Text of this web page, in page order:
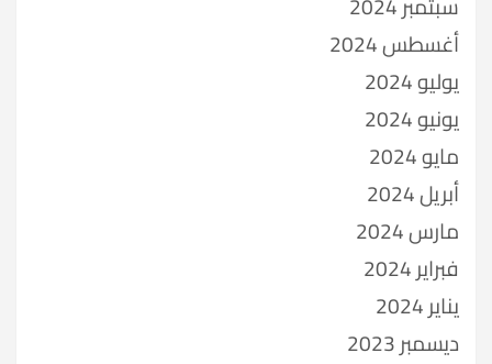
أغسطس 2024
يوليو 2024
يونيو 2024
مايو 2024
أبريل 2024
مارس 2024
فبراير 2024
يناير 2024
ديسمبر 2023